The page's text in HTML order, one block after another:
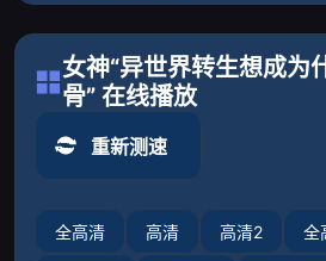
女神“异世界转生想成为
骨” 在线播放
重新测速
全高清 高清 高清2 全